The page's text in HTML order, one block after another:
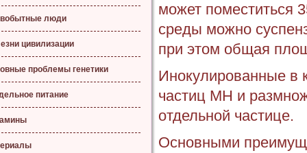
люди
цивилизации
проблемы генетики
питание
может поместиться
среды можно
при этом общая
Инокулированные в
частиц МН и
отдельной частице.
Основными